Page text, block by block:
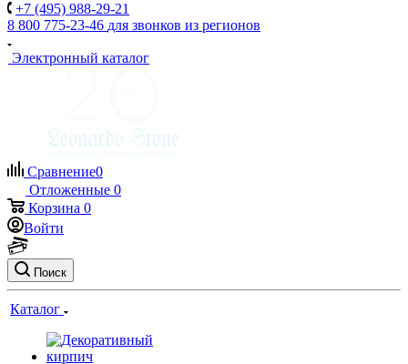
+7 (495) 988-29-21
8 800 775-23-46 для звонков из регионов
Электронный каталог
Сравнение0
Отложенные 0
Корзина 0
Войти
Поиск
Каталог